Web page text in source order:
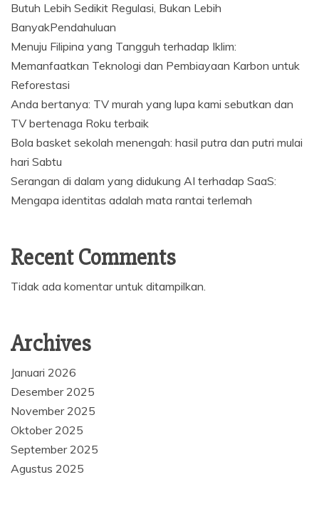
Butuh Lebih Sedikit Regulasi, Bukan Lebih
BanyakPendahuluan
Menuju Filipina yang Tangguh terhadap Iklim:
Memanfaatkan Teknologi dan Pembiayaan Karbon untuk
Reforestasi
Anda bertanya: TV murah yang lupa kami sebutkan dan
TV bertenaga Roku terbaik
Bola basket sekolah menengah: hasil putra dan putri mulai
hari Sabtu
Serangan di dalam yang didukung AI terhadap SaaS:
Mengapa identitas adalah mata rantai terlemah
Recent Comments
Tidak ada komentar untuk ditampilkan.
Archives
Januari 2026
Desember 2025
November 2025
Oktober 2025
September 2025
Agustus 2025